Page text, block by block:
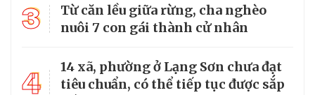
3
Từ căn lều giữa rừng, cha nghèo
nuôi 7 con gái thành cử nhân
4
14 xã, phường ở Lạng Sơn chưa đạt
tiêu chuẩn, có thể tiếp tục được sắp